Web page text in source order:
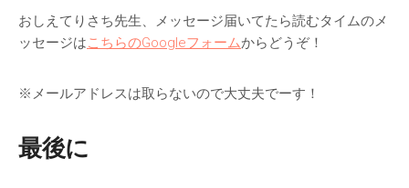
おしえてりさち先生、メッセージ届いてたら読むタイムのメ
ッセージはこちらのGoogleフォームからどうぞ！
※メールアドレスは取らないので大丈夫でーす！
最後に